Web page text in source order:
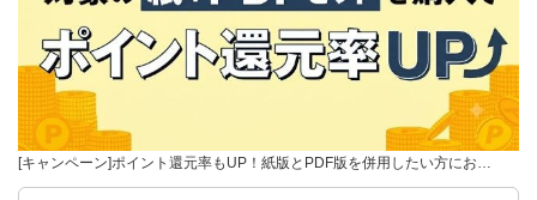
[キャンペーン]ポイント還元率もUP！紙版とPDF版を併用したい方にお…